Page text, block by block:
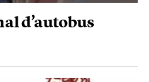
d’autobus